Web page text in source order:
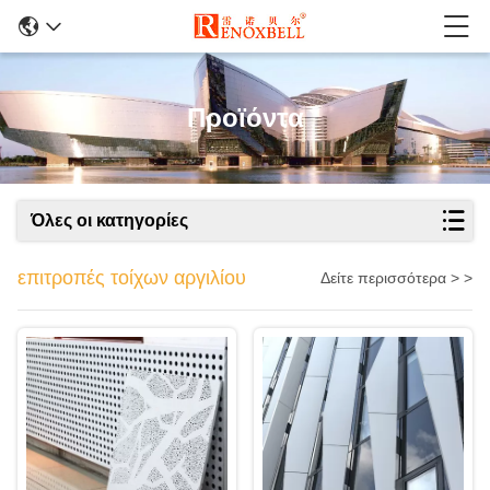
Προϊόντα
Όλες οι κατηγορίες
επιτροπές τοίχων αργιλίου Δείτε περισσότερα > >